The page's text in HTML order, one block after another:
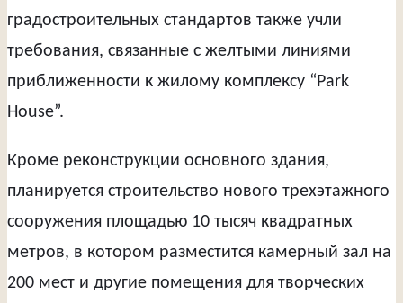
градостроительных стандартов также учли
требования, связанные с желтыми линиями
приближенности к жилому комплексу “Park
House”.
Кроме реконструкции основного здания,
планируется строительство нового трехэтажного
сооружения площадью 10 тысяч квадратных
метров, в котором разместится камерный зал на
200 мест и другие помещения для творческих